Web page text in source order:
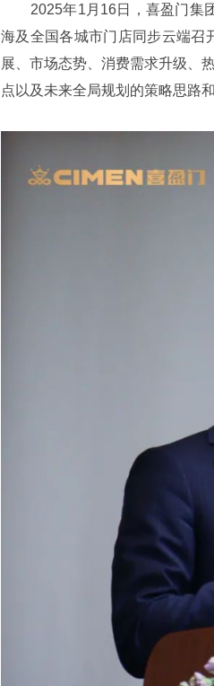
2025年1月16日，喜盈门集
海及全国各城市门店同步云端召
展、市场态势、消费需求升级、
点以及未来全局规划的策略思路